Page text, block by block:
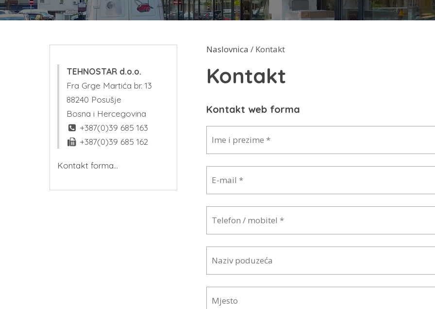
TEHNOSTAR d.o.o.
Fra Grge Martića br. 13
88240 Posušje
Bosna i Hercegovina
+387(0)39 685 163
+387(0)39 685 162
Kontakt forma...
Naslovnica / Kontakt
Kontakt
Kontakt web forma